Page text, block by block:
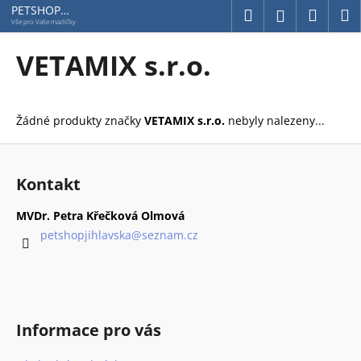
Přejít
na
obsah
PETSHOP
Jihlavská
Vše pro Vaše mazlíčky Hledat Přihlášení
VETAMIX s.r.o.
Žádné produkty značky VETAMIX s.r.o. nebyly nalezeny...
o
o
p
o
t
ř
e
b
u
t
e
Z
Kontakt
MVDr. Petra Křečková Olmová
petshopjihlavska@seznam.cz
Informace pro vás